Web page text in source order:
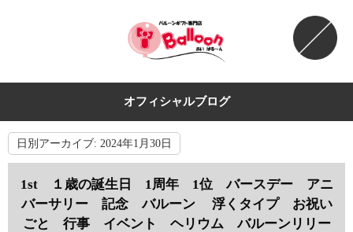
オフィシャルブログ
日別アーカイブ: 2024年1月30日
1st １歳の誕生日 1周年 1位 バースデー アニ
バーサリー 記念 バルーン 浮くタイプ お祝い
ごと 行事 イベント ヘリウム バルーンリリー